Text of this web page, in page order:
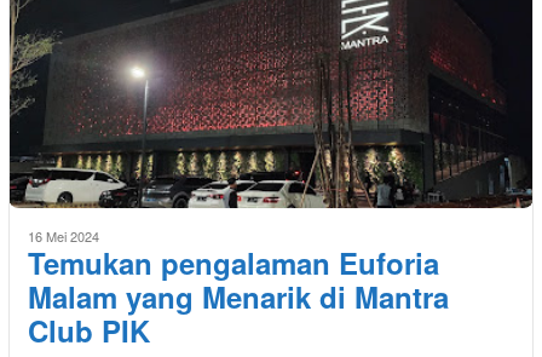
16 Mei 2024
Temukan pengalaman Euforia
Malam yang Menarik di Mantra
Club PIK